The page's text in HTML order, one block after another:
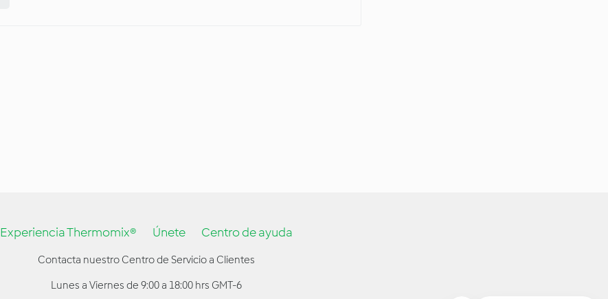
Experiencia Thermomix® Únete Centro de ayuda
Contacta nuestro Centro de Servicio a Clientes
Lunes a Viernes de 9:00 a 18:00 hrs GMT-6